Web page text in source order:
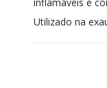
Utilizado na